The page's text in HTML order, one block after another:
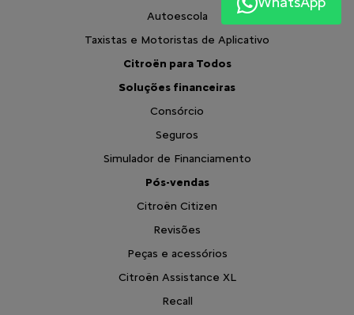
Autoescola
Taxistas e Motoristas de Aplicativo
Citroën para Todos
Soluções financeiras
Consórcio
Seguros
Simulador de Financiamento
Pós-vendas
Citroën Citizen
Revisões
Peças e acessórios
Citroën Assistance XL
Recall